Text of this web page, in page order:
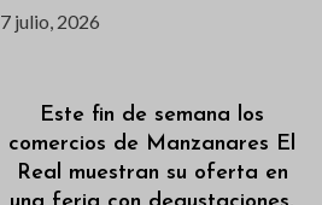
7 julio, 2026
Este fin de semana los
comercios de Manzanares El
Real muestran su oferta en